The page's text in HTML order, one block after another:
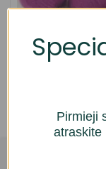
Gazzal YarnArt ir
Pirmieji
atraskite